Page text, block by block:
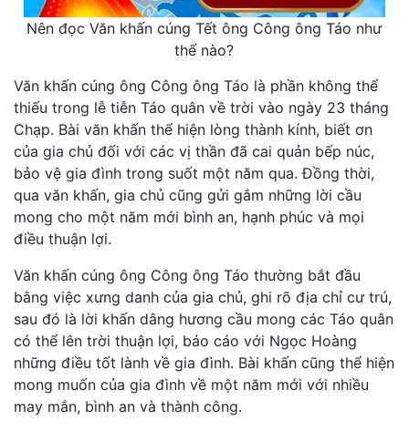
Nên đọc Văn khấn cúng Tết ông Công ông Táo như
thế nào?
Văn khấn cúng ông Công ông Táo là phần không thể
thiếu trong lễ tiễn Táo quân về trời vào ngày 23 tháng
Chạp. Bài văn khấn thể hiện lòng thành kính, biết ơn
của gia chủ đối với các vị thần đã cai quản bếp núc,
bảo vệ gia đình trong suốt một năm qua. Đồng thời,
qua văn khấn, gia chủ cũng gửi gắm những lời cầu
mong cho một năm mới bình an, hạnh phúc và mọi
điều thuận lợi.
Văn khấn cúng ông Công ông Táo thường bắt đầu
bằng việc xưng danh của gia chủ, ghi rõ địa chỉ cư trú,
sau đó là lời khấn dâng hương cầu mong các Táo quân
có thể lên trời thuận lợi, báo cáo với Ngọc Hoàng
những điều tốt lành về gia đình. Bài khấn cũng thể hiện
mong muốn của gia đình về một năm mới với nhiều
may mắn, bình an và thành công.